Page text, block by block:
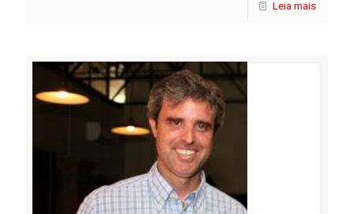
Leia mais